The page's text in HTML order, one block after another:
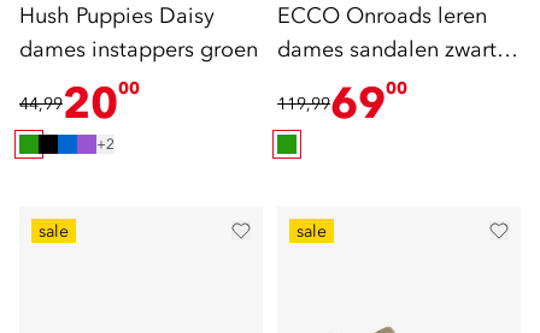
Hush Puppies Daisy
dames instappers groen
44,992000
+2
ECCO Onroads leren
dames sandalen zwart
119,996900
sale sale